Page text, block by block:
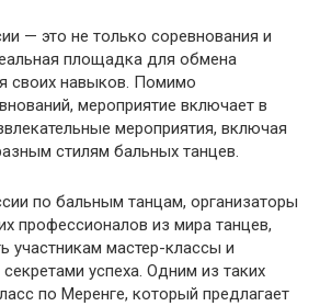
— это не только соревнования и
площадка для обмена
своих навыков. Помимо
мероприятие включает в
мероприятия, включая
стилям бальных танцев.
по бальным танцам, организаторы
профессионалов из мира танцев,
участникам мастер-классы и
успеха. Одним из таких
по Меренге, который предлагает